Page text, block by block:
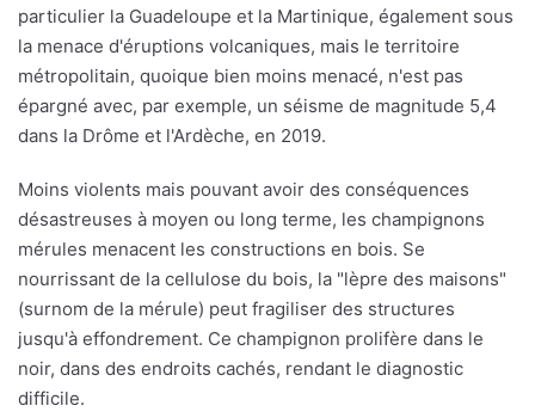
particulier la Guadeloupe et la Martinique, également sous
la menace d'éruptions volcaniques, mais le territoire
métropolitain, quoique bien moins menacé, n'est pas
épargné avec, par exemple, un séisme de magnitude 5,4
dans la Drôme et l'Ardèche, en 2019.
Moins violents mais pouvant avoir des conséquences
désastreuses à moyen ou long terme, les champignons
mérules menacent les constructions en bois. Se
nourrissant de la cellulose du bois, la "lèpre des maisons"
(surnom de la mérule) peut fragiliser des structures
jusqu'à effondrement. Ce champignon prolifère dans le
noir, dans des endroits cachés, rendant le diagnostic
difficile.